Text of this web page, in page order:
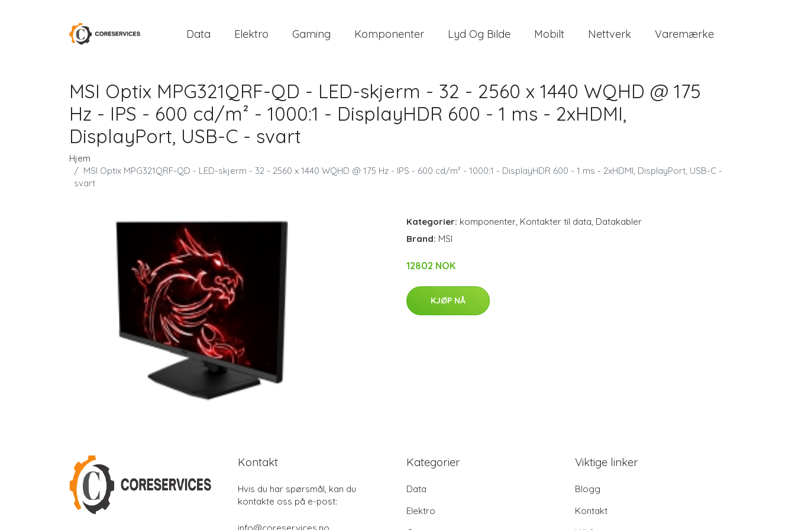
Data Elektro Gaming Komponenter Lyd Og Bilde Mobilt Nettverk Varemærke
MSI Optix MPG321QRF-QD - LED-skjerm - 32 - 2560 x 1440 WQHD @ 175
Hz - IPS - 600 cd/m² - 1000:1 - DisplayHDR 600 - 1 ms - 2xHDMI,
DisplayPort, USB-C - svart
Hjem
MSI Optix MPG321QRF-QD - LED-skjerm - 32 - 2560 x 1440 WQHD @ 175 Hz - IPS - 600 cd/m² - 1000:1 - DisplayHDR 600 - 1 ms - 2xHDMI, DisplayPort, USB-C -
svart
Kategorier: komponenter, Kontakter til data, Datakabler
Brand: MSI
12802 NOK
KJØP NÅ
Kontakt
Hvis du har spørsmål, kan du
kontakte oss på e-post:
Kategorier
Data
Elektro
Viktige linker
Blogg
Kontakt